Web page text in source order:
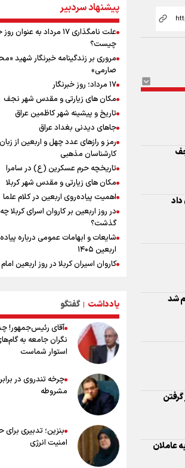
داد
شد
عاملان
پالایشگاه نفت اسلواکی منفجر شد
میان صعود و سقوط
وزیر ورزش و جوانان ایران از مرکز ملی
جمهوری آذربایجان بازدید کرد
موسی جنپو، بازیکن فصل گذشته
پانتولیکوس یونان پیوست
بازدید وزیر ورزش ایران از مجموعه ملی
تیراندازی باکو یکی از مجهزترین مراکز
تیراندازی منطقه
افزایش تعداد قربانیان تیراندازی در
تایلندی
ورزشکاران سنگنوردی
یمن، ایستاده در برابر تحریم و تجاوز
کیلوگرم : امیدوارم با خوشرنگ‌ترین
ایران برگردیم
پیشنهاد سردبیر
علت نامگذاری ۱۷ مرداد به عنوان
چیست؟
مروری بر زندگینامه خبرنگار شهید
صارمی»
۱۷ مرداد؛ روز خبرنگار
مکان های زیارتی و مقدس شهر نجف
تاریخ و پیشینه شهر کاظمین عراق
جاهای دیدنی بغداد عراق
رمز و رازهای عدد چهل و اربعین از زبان
کارشناسان مذهبی
تاریخچه حرم عسکرین (ع) در سامرا
مکان های زیارتی و مقدس شهر کربلا
اهمیت پیاده‌روی اربعین در کلام علما
در روز اربعین بر کاروان اسرای کربلا چه
گذشت؟
شایعات و ابهامات عمومی درباره
اربعین ۱۴۰۵
کاروان اسیران کربلا در روز اربعین
زیارت اربعین
وجه تسمیه و علت نامگذاری شهر
وجه تسمیه و علت نامگذاری شهر
راهنمای کامل درباره مسیر پیاده روی
از طریق العلماء
وجه تسمیه و علت نامگذاری شهر
وجه تسمیه و علت نامگذاری شهر کربلا
بهترین موکب‌های ایرانی در پیاده روی
۱۴۰۵
یادداشت | گفتگو
آقای رئیس‌جمهور!
نگران جامعه به
استوار شماست
چرخه تندروی در
مشروطه
بنزین؛ تدبیری
امنیت انرژی